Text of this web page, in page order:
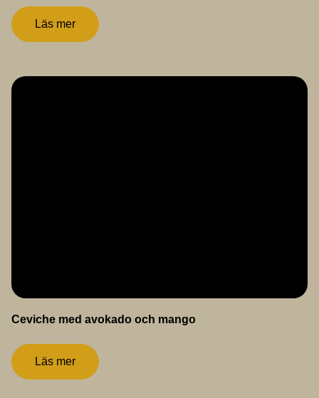
Läs mer
Ceviche med avokado och mango
Läs mer